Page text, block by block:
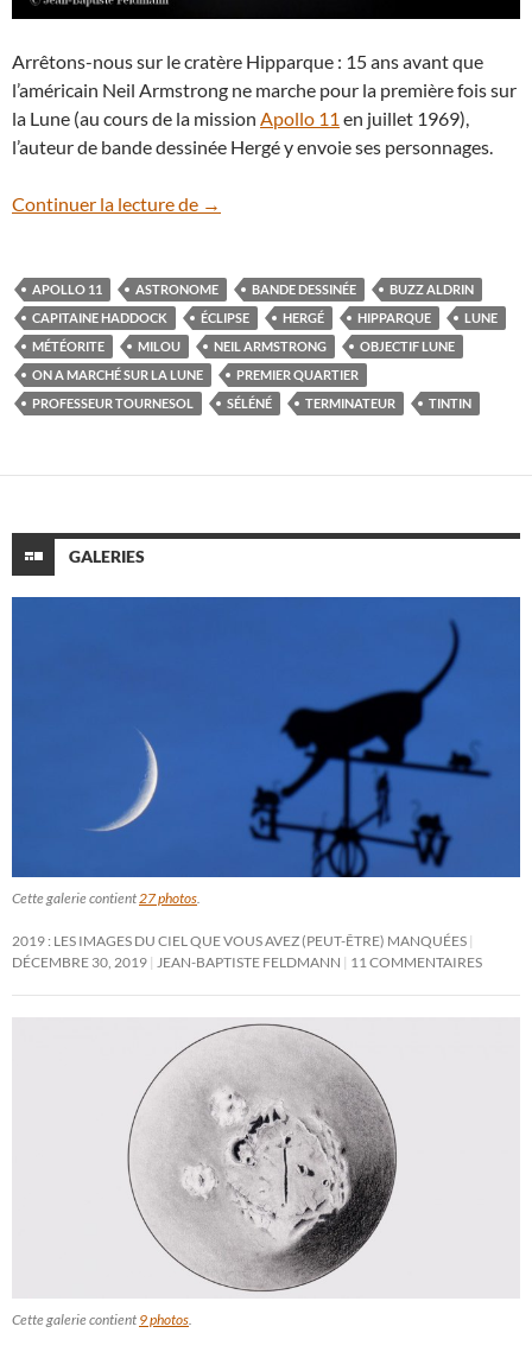
Arrêtons-nous sur le cratère Hipparque : 15 ans avant que
l’américain Neil Armstrong ne marche pour la première fois sur
la Lune (au cours de la mission Apollo 11 en juillet 1969),
l’auteur de bande dessinée Hergé y envoie ses personnages.
Continuer la lecture de Hipparque, le cratère lunaire de Tintin
→
APOLLO 11 ASTRONOME BANDE DESSINÉE
BUZZ ALDRIN
CAPITAINE HADDOCK
ÉCLIPSE HERGÉ HIPPARQUE
LUNE
MÉTÉORITE
MILOU NEIL ARMSTRONG
OBJECTIF LUNE
ON A MARCHÉ SUR LA LUNE
PREMIER QUARTIER
PROFESSEUR TOURNESOL
SÉLÉNÉ TERMINATEUR TINTIN
GALERIES
Cette galerie contient27 photos.
2019 : LES IMAGES DU CIEL QUE VOUS AVEZ (PEUT-ÊTRE) MANQUÉES
DÉCEMBRE 30, 2019 JEAN-BAPTISTE FELDMANN 11 COMMENTAIRES
Cette galerie contient 9 photos.